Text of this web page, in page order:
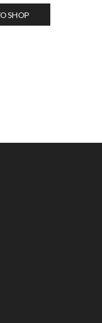
SHOP